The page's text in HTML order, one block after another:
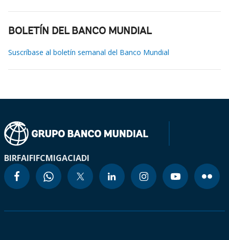
BOLETÍN DEL BANCO MUNDIAL
Suscríbase al boletín semanal del Banco Mundial
BIRFAIFIFCMIGACIADI